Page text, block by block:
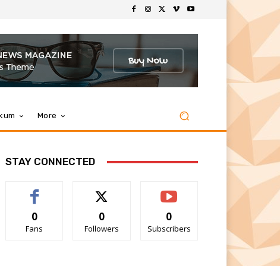
More
STAY CONNECTED
0
Fans
0
Followers
0
Subscribers